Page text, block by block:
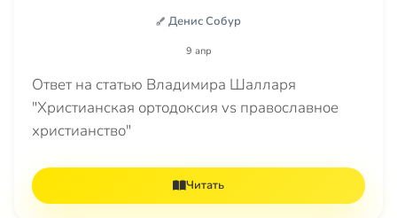
Денис Собур
9 апр
Ответ на статью Владимира Шалларя
"Христианская ортодоксия vs православное
христианство"
Читать